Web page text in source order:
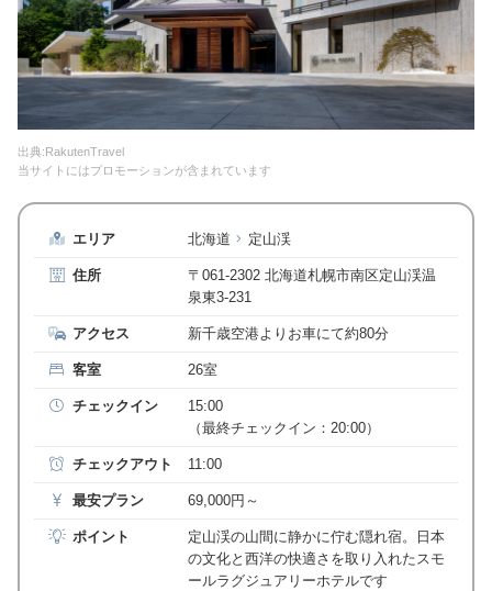
出典:RakutenTravel
当サイトにはプロモーションが含まれています
エリア 北海道 定山渓
住所
〒061-2302 北海道札幌市南区定山渓温
泉東3-231
アクセス 新千歳空港よりお車にて約80分
客室 26室
チェックイン
15:00
（最終チェックイン：20:00）
チェックアウト 11:00
最安プラン 69,000円～
ポイント
定山渓の山間に静かに佇む隠れ宿。日本
の文化と西洋の快適さを取り入れたスモ
ールラグジュアリーホテルです